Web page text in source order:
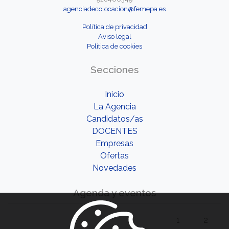
agenciadecolocacion@femepa.es
Política de privacidad
Aviso legal
Política de cookies
Secciones
Inicio
La Agencia
Candidatos/as
DOCENTES
Empresas
Ofertas
Novedades
Agenda y eventos